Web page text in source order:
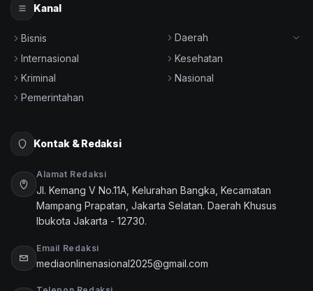
Kanal
Bisnis
Daerah
Internasional
Kesehatan
Kriminal
Nasional
Pemerintahan
Kontak & Redaksi
Alamat Redaksi
Jl. Kemang V No.11A, Kelurahan Bangka, Kecamatan
Mampang Prapatan, Jakarta Selatan. Daerah Khusus
Ibukota Jakarta - 12730.
Email Redaksi
mediaonlinenasional2025@gmail.com